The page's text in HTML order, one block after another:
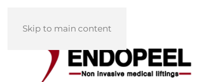
Skip to main content